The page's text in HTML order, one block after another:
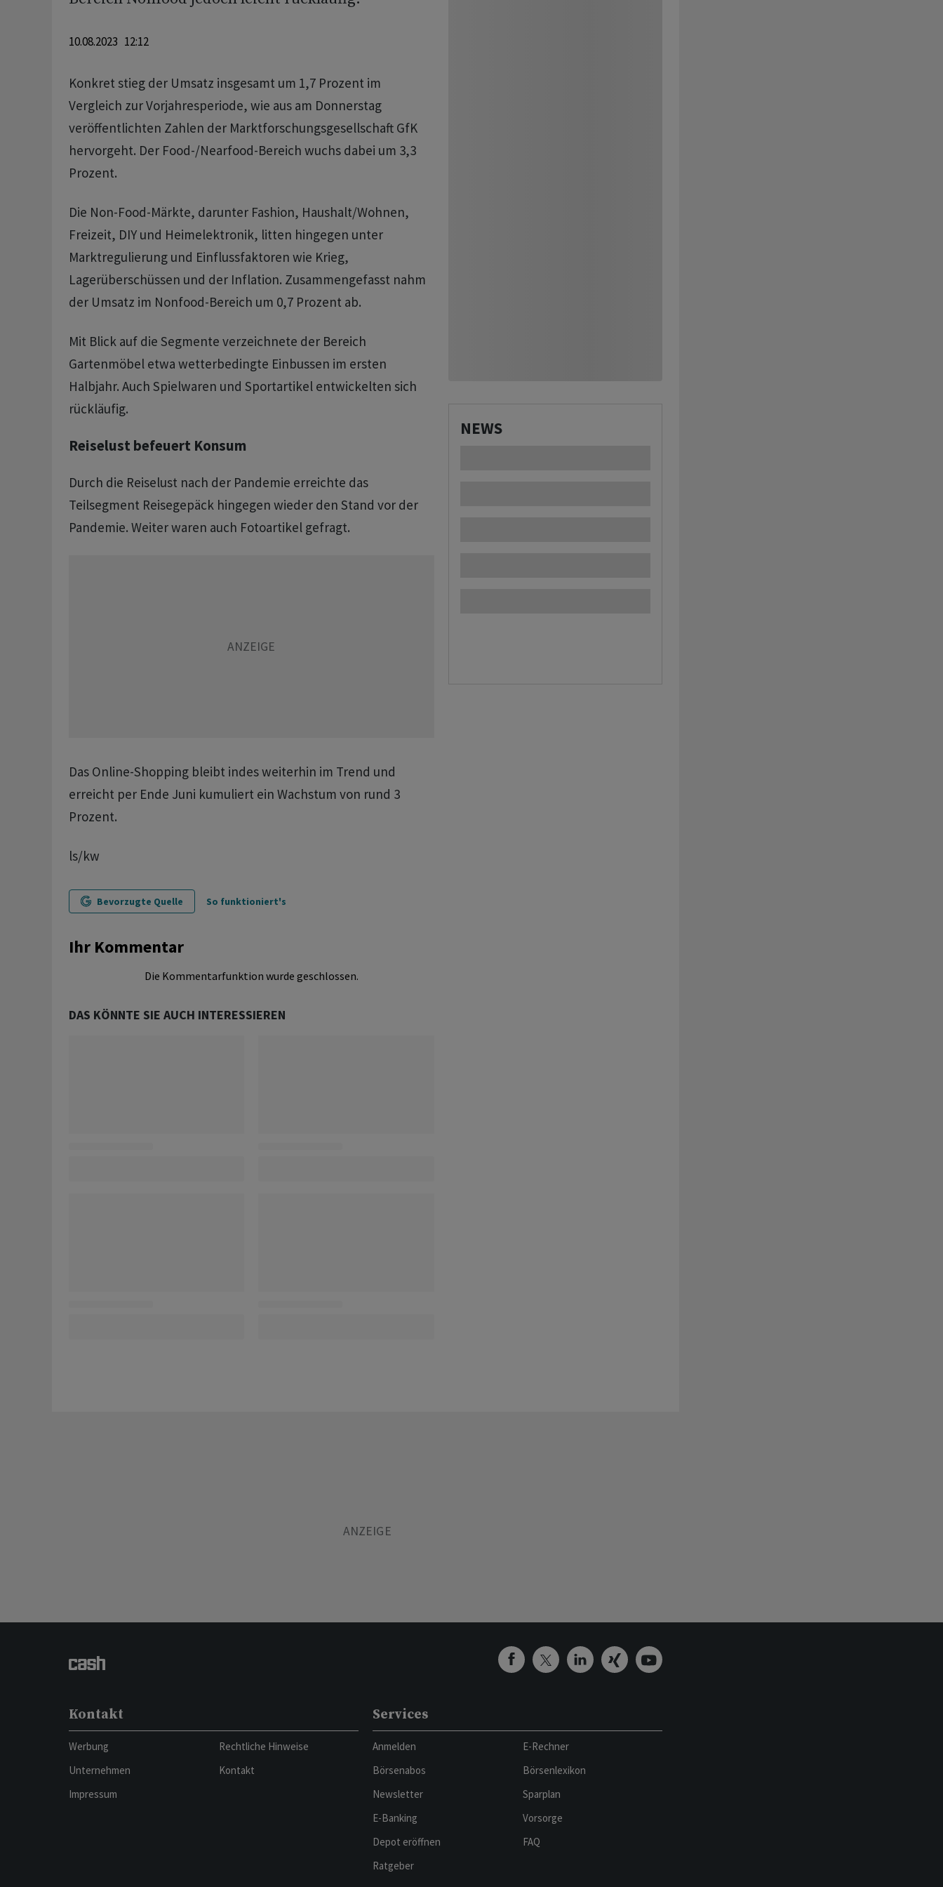
10.08.2023 12:12
Konkret stieg der Umsatz insgesamt um 1,7 Prozent im
Vergleich zur Vorjahresperiode, wie aus am Donnerstag
veröffentlichten Zahlen der Marktforschungsgesellschaft GfK
hervorgeht. Der Food-/Nearfood-Bereich wuchs dabei um 3,3
Prozent.
Die Non-Food-Märkte, darunter Fashion, Haushalt/Wohnen,
Freizeit, DIY und Heimelektronik, litten hingegen unter
Marktregulierung und Einflussfaktoren wie Krieg,
Lagerüberschüssen und der Inflation. Zusammengefasst nahm
der Umsatz im Nonfood-Bereich um 0,7 Prozent ab.
Mit Blick auf die Segmente verzeichnete der Bereich
Gartenmöbel etwa wetterbedingte Einbussen im ersten
Halbjahr. Auch Spielwaren und Sportartikel entwickelten sich
rückläufig.
Reiselust befeuert Konsum
Durch die Reiselust nach der Pandemie erreichte das
Teilsegment Reisegepäck hingegen wieder den Stand vor der
Pandemie. Weiter waren auch Fotoartikel gefragt.
Das Online-Shopping bleibt indes weiterhin im Trend und
erreicht per Ende Juni kumuliert ein Wachstum von rund 3
Prozent.
ls/kw
Bevorzugte Quelle So funktioniert's
Ihr Kommentar
Die Kommentarfunktion wurde geschlossen.
DAS KÖNNTE SIE AUCH INTERESSIEREN
NEWS
Kontakt
Werbung
Unternehmen
Impressum
Rechtliche Hinweise
Kontakt
Services
Anmelden
Börsenabos
Newsletter
E-Banking
Depot eröffnen
Ratgeber
E-Rechner
Börsenlexikon
Sparplan
Vorsorge
FAQ